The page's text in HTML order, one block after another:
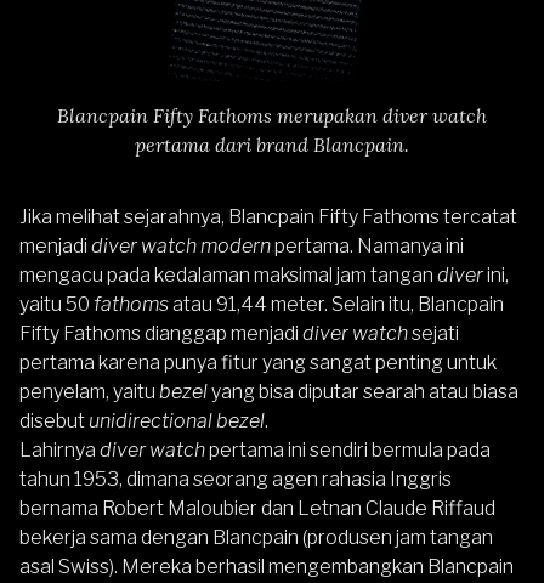
Blancpain Fifty Fathoms merupakan diver watch
pertama dari brand Blancpain.
Jika melihat sejarahnya, Blancpain Fifty Fathomstercatat
menjadi diver watch modernpertama. Namanya ini
mengacu pada kedalaman maksimal jam tangan diverini,
yaitu 50 fathomsatau 91,44 meter. Selain itu, Blancpain
Fifty Fathomsdianggap menjadi diver watchsejati
pertama karena punya fitur yang sangat penting untuk
penyelam, yaitu bezelyang bisa diputar searah atau biasa
disebut unidirectional bezel.
Lahirnya diver watchpertama ini sendiri bermula pada
tahun 1953, dimana seorang agen rahasia Inggris
bernama Robert Maloubier dan Letnan Claude Riffaud
bekerja sama dengan Blancpain (produsen jam tangan
asal Swiss). Mereka berhasil mengembangkan Blancpain